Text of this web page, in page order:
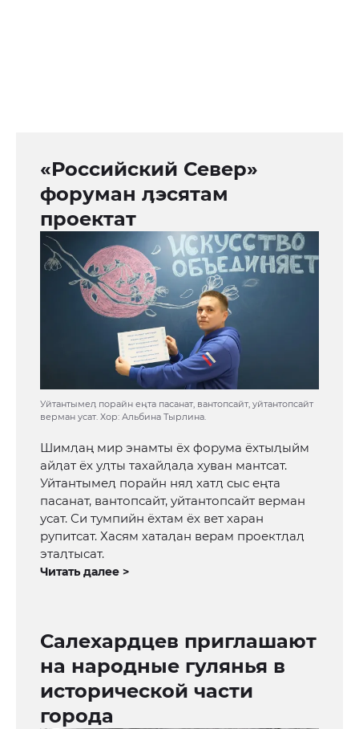
«Российский Север»
форуман ӆэсятам
проектат
Уйтантымеӆ порайн еңта пасанат, вантопсайт, уйтантопсайт
верман усат. Хор: Альбина Тырлина.
Шимӆаң мир энамты ёх форума ёхтыӆыйм
айӆат ёх уӆты тахайӆаӆа хуван мантсат.
Уйтантымеӆ порайн няӆ хатӆ сыс еңта
пасанат, вантопсайт, уйтантопсайт верман
усат. Си тумпийн ёхтам ёх вет харан
рупитсат. Хасям хатаӆан верам проектӆаӆ
этаӆтысат.
Читать далее >
Салехардцев приглашают
на народные гулянья в
исторической части
города